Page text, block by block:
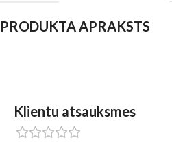
PRODUKTA APRAKSTS
Klientu atsauksmes